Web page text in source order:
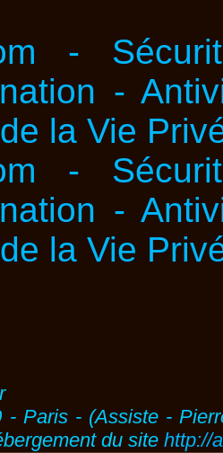
- Paris - (Assiste -
du site http://